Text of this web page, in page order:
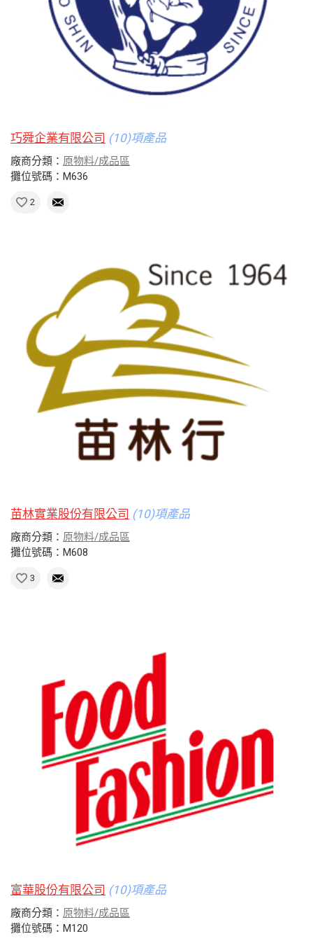
巧舜企業有限公司 (10)項產品
廠商分類： 原物料/成品區
攤位號碼：M636
2
苗林實業股份有限公司 (10)項產品
廠商分類： 原物料/成品區
攤位號碼：M608
3
富華股份有限公司 (10)項產品
廠商分類： 原物料/成品區
攤位號碼：M120